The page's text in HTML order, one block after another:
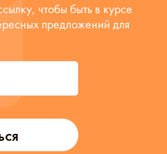
чтобы быть в курсе
предложений для